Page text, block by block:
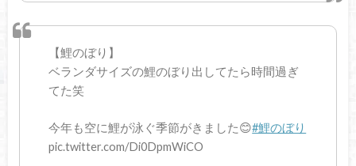
【鯉のぼり】
ベランダサイズの鯉のぼり出してたら時間過ぎ
てた笑
今年も空に鯉が泳ぐ季節がきました😊#鯉のぼり
pic.twitter.com/Di0DpmWiCO